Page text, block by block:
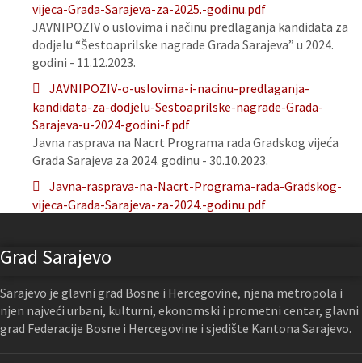
vijeca-Grada-Sarajeva-za-2025.-godinu.pdf
JAVNIPOZIV o uslovima i načinu predlaganja kandidata za
dodjelu “Šestoaprilske nagrade Grada Sarajeva” u 2024.
godini - 11.12.2023.
JAVNIPOZIV-o-uslovima-i-nacinu-predlaganja-
kandidata-za-dodjelu-Sestoaprilske-nagrade-Grada-
Sarajeva-u-2024-godini-f.pdf
Javna rasprava na Nacrt Programa rada Gradskog vijeća
Grada Sarajeva za 2024. godinu - 30.10.2023.
Javna-rasprava-na-Nacrt-Programa-rada-Gradskog-
vijeca-Grada-Sarajeva-za-2024.-godinu.pdf
Grad Sarajevo
Sarajevo je glavni grad Bosne i Hercegovine, njena metropola i
njen najveći urbani, kulturni, ekonomski i prometni centar, glavni
grad Federacije Bosne i Hercegovine i sjedište Kantona Sarajevo.